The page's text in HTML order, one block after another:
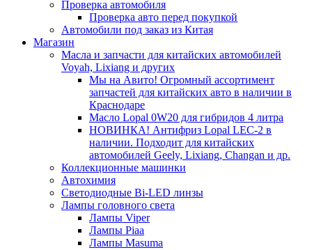
Проверка автомобиля
Проверка авто перед покупкой
Автомобили под заказ из Китая
Магазин
Масла и запчасти для китайских автомобилей
Voyah, Lixiang и других
Мы на Авито! Огромный ассортимент
запчастей для китайских авто в наличии в
Краснодаре
Масло Lopal 0W20 для гибридов 4 литра
НОВИНКА! Антифриз Lopal LEC-2 в
наличии. Подходит для китайских
автомобилей Geely, Lixiang, Changan и др.
Коллекционные машинки
Автохимия
Светодиодные Bi-LED линзы
Лампы головного света
Лампы Viper
Лампы Piaa
Лампы Masuma